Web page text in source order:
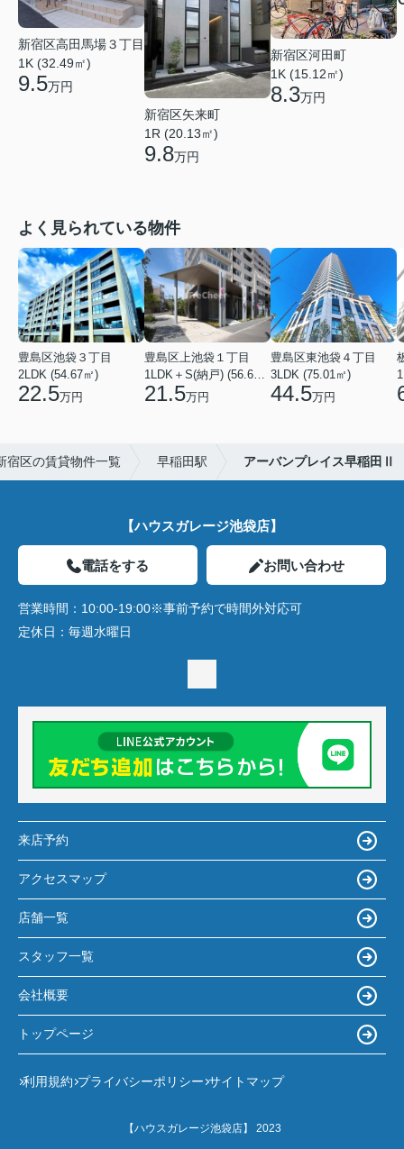
新宿区高田馬場３丁目
1K (32.49㎡)
9.5万円
新宿区矢来町
1R (20.13㎡)
9.8万円
新宿区河田町
1K (15.12㎡)
8.3万円
よく見られている物件
豊島区池袋３丁目
2LDK (54.67㎡)
22.5万円
豊島区上池袋１丁目
21.5万円
豊島区東池袋４丁目
3LDK (75.01㎡)
44.5万円
宿区の賃貸物件一覧 早稲田駅 アーバンプレイス早稲田Ⅱ
【ハウスガレージ池袋店】
電話をする お問い合わせ
営業時間： 10:00-19:00※事前予約で時間外対応可
定休日： 毎週水曜日
来店予約
アクセスマップ
店舗一覧
スタッフ一覧
会社概要
トップページ
利用規約 プライバシーポリシー サイトマップ
【ハウスガレージ池袋店】 2023